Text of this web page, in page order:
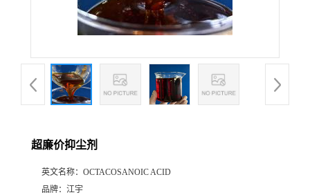
超廉价抑尘剂
英文名称： OCTACOSANOIC ACID
品牌： 江宇